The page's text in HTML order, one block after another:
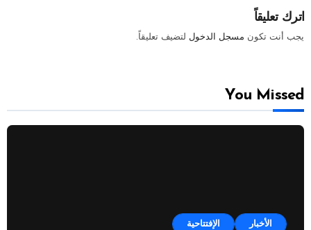
اترك تعليقاً
يجب أنت تكون مسجل الدخول لتضيف تعليقاً.
You Missed
الأخبار الإفتتاحية